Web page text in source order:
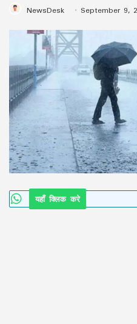
NewsDesk September 9,
यहाँ क्लिक करे